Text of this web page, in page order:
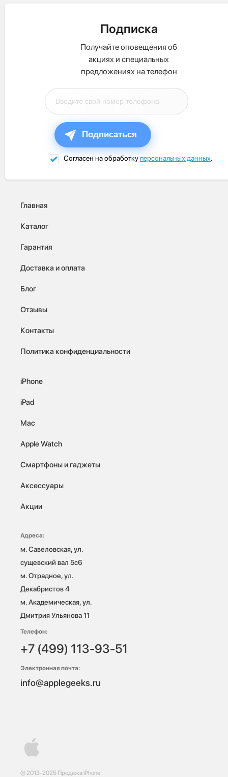
Подписка
Получайте оповещения об
акциях и специальных
предложениях на телефон
Подписаться
Согласен на обработкуперсональных данных.
© 2013-2025 Продажа iPhone
Главная
Каталог
Гарантия
Доставка и оплата
Блог
Отзывы
Контакты
Политика конфиденциальности
iPhone
iPad
Mac
Apple Watch
Смартфоны и гаджеты
Аксессуары
Акции
Адреса:
м. Савеловская, ул.
сущевский вал 5с6
м. Отрадное, ул.
Декабристов 4
м. Академическая, ул.
Дмитрия Ульянова 11
Телефон:
+7 (499) 113-93-51
Электронная почта:
info@applegeeks.ru